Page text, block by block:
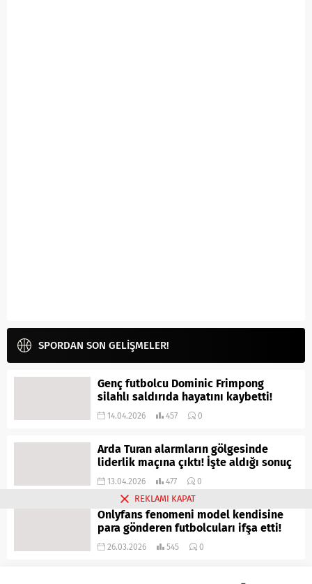
SPORDAN SON GELİŞMELER!
Genç futbolcu Dominic Frimpong
silahlı saldırıda hayatını kaybetti!
14.04.2026 457 0
Arda Turan alarmların gölgesinde
liderlik maçına çıktı! İşte aldığı sonuç
13.04.2026 477 0
Onlyfans fenomeni model kendisine
para gönderen futbolcuları ifşa etti!
26.03.2026 545 0
REKLAMI KAPAT